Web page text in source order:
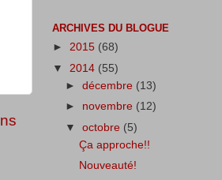
ARCHIVES DU BLOGUE
► 2015 (68)
▼ 2014 (55)
►décembre (13)
► novembre (12)
▼octobre (5)
Ça approche!!
Nouveauté!